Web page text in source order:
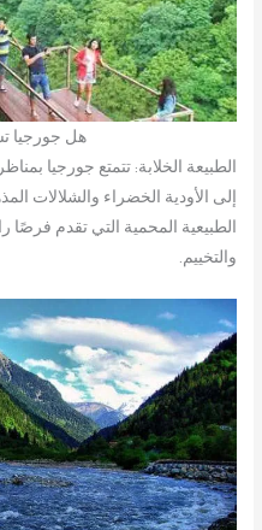
هل جورجيا
الطبيعة الخلابة: تتمتع جورجيا
إلى الأودية الخضراء والشلالات
الطبيعية المحمية التي تقدم
والتخييم.